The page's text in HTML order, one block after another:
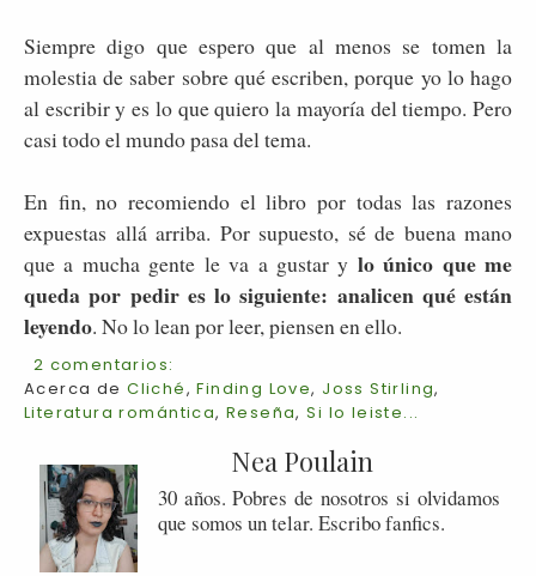
Siempre digo que espero que al menos se tomen la
molestia de saber sobre qué escriben, porque yo lo hago
al escribir y es lo que quiero la mayoría del tiempo. Pero
casi todo el mundo pasa del tema.
En fin, no recomiendo el libro por todas las razones
expuestas allá arriba. Por supuesto, sé de buena mano
que a mucha gente le va a gustar y lo único que me
queda por pedir es lo siguiente: analicen qué están
leyendo. No lo lean por leer, piensen en ello.
2 comentarios:
Acerca deCliché,Finding Love, Joss Stirling,
Literatura romántica, Reseña,Si lo leiste...
Nea Poulain
30 años. Pobres de nosotros si olvidamos
que somos un telar. Escribo fanfics.